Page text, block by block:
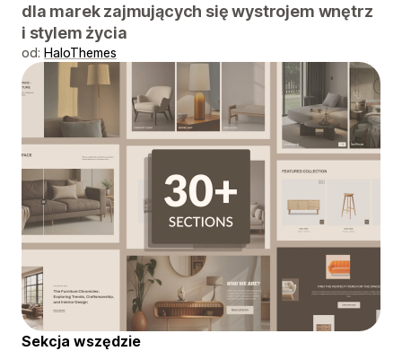
dla marek zajmujących się wystrojem wnętrz
i stylem życia
od: HaloThemes
Sekcja wszędzie